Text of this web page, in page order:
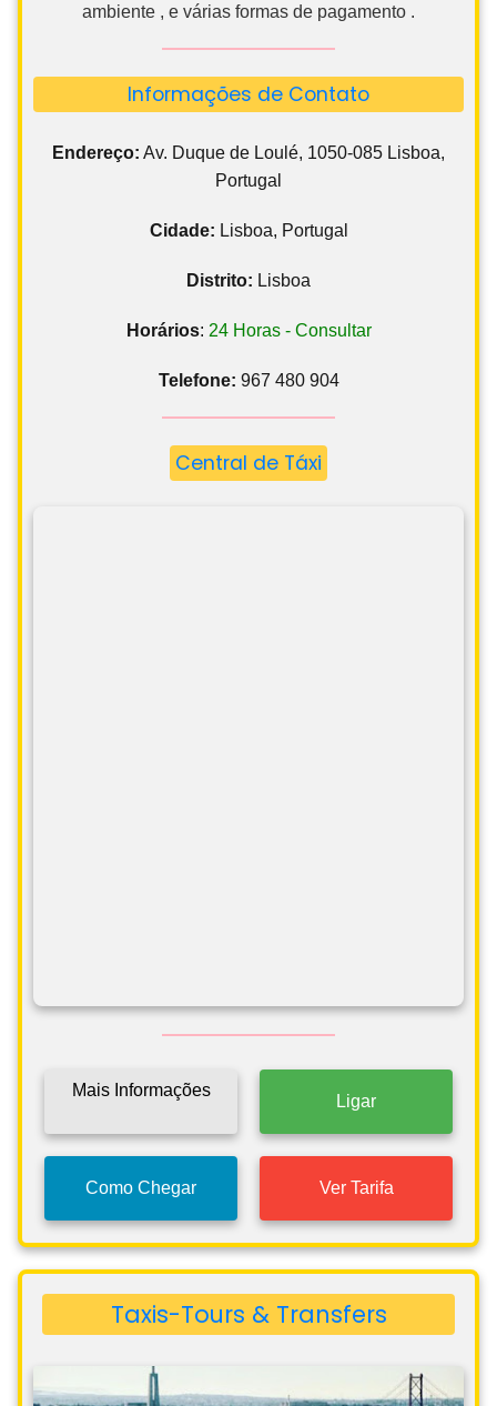
ambiente , e várias formas de pagamento .
Informações de Contato
Endereço: Av. Duque de Loulé, 1050-085 Lisboa,
Portugal
Cidade: Lisboa, Portugal
Distrito: Lisboa
Horários: 24 Horas - Consultar
Telefone: 967 480 904
Central de Táxi
Mais Informações
Ligar
Como Chegar Ver Tarifa
Taxis-Tours & Transfers